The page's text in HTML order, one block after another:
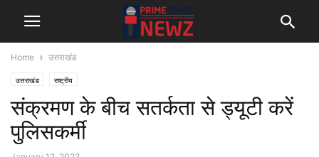
Home उत्तराखंड
उत्तराखंड राष्ट्रीय
संक्रमण के बीच सतर्कता से ड्यूटी करें
पुलिसकर्मी